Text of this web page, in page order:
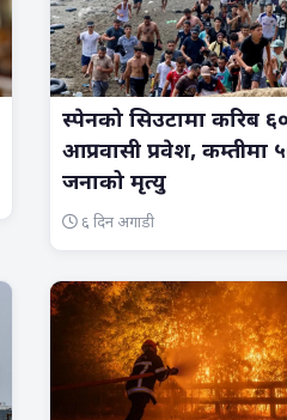
स्पेनको सिउटामा करिब
आप्रवासी प्रवेश, कम्तीमा
जनाको मृत्यु
६ दिन अगाडी